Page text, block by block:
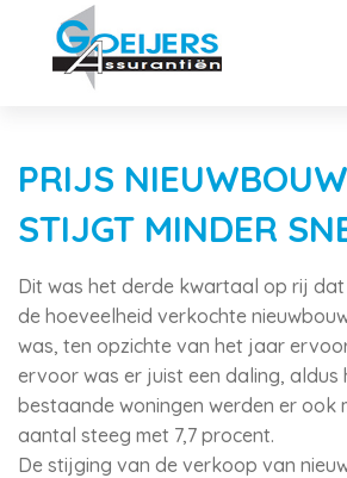
PRIJS
STIJGT MINDER
Dit was het derde kwartaal op rij dat
de hoeveelheid verkochte
was, ten opzichte van het jaar
ervoor was er juist een daling, aldus
bestaande woningen werden er ook
aantal steeg met 7,7 procent.
De stijging van de verkoop van